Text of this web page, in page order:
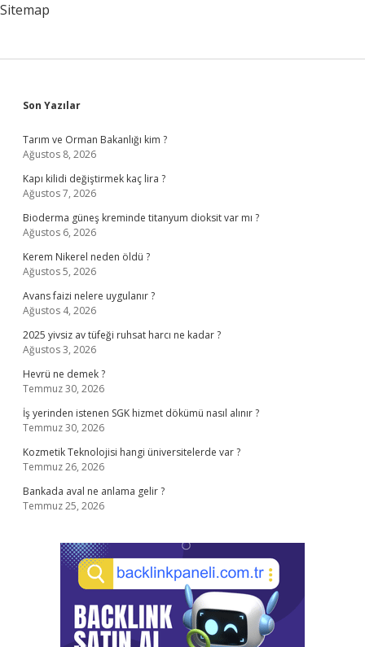
Sitemap
Sidebar
Son Yazılar
Tarım ve Orman Bakanlığı kim ?
Ağustos 8, 2026
Kapı kilidi değiştirmek kaç lira ?
Ağustos 7, 2026
Bioderma güneş kreminde titanyum dioksit var mı ?
Ağustos 6, 2026
Kerem Nikerel neden öldü ?
Ağustos 5, 2026
Avans faizi nelere uygulanır ?
Ağustos 4, 2026
2025 yivsiz av tüfeği ruhsat harcı ne kadar ?
Ağustos 3, 2026
Hevrü ne demek ?
Temmuz 30, 2026
İş yerinden istenen SGK hizmet dökümü nasıl alınır ?
Temmuz 30, 2026
Kozmetik Teknolojisi hangi üniversitelerde var ?
Temmuz 26, 2026
Bankada aval ne anlama gelir ?
Temmuz 25, 2026